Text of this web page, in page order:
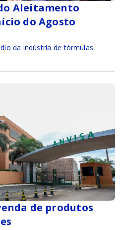
Aleitamento
do Agosto
da indústria de fórmulas
de produtos